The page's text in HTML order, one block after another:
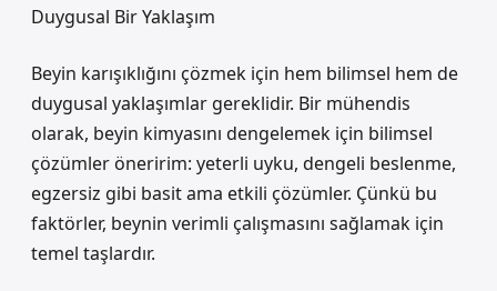
Duygusal Bir Yaklaşım
Beyin karışıklığını çözmek için hem bilimsel hem de
duygusal yaklaşımlar gereklidir. Bir mühendis
olarak, beyin kimyasını dengelemek için bilimsel
çözümler öneririm: yeterli uyku, dengeli beslenme,
egzersiz gibi basit ama etkili çözümler. Çünkü bu
faktörler, beynin verimli çalışmasını sağlamak için
temel taşlardır.